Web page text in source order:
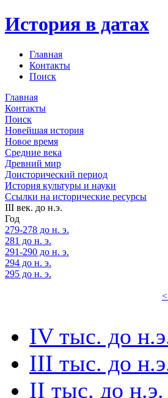
История в датах
Главная
Контакты
Поиск
Главная
Контакты
Поиск
Новейшая история
Новое время
Средние века
Древний мир
Доисторический период
История культуры и науки
Ссылки на исторические ресурсы
III век. до н.э.
Год
279-278 до н. э.
281 до н. э.
291-290 до н. э.
294 до н. э.
295 до н. э.
IV тыс. до
III тыс. до
II тыс. до н.э.